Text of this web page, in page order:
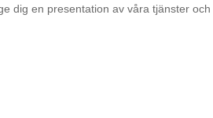
dig en presentation av våra tjänster och